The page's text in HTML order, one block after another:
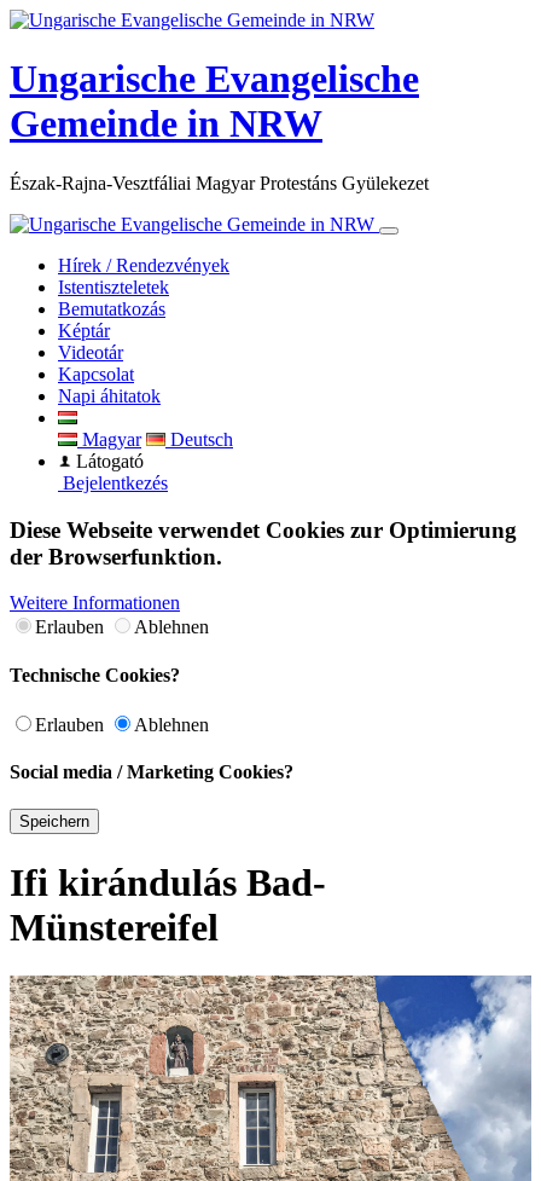
Ungarische Evangelische
Gemeinde in NRW
Észak-Rajna-Vesztfáliai Magyar Protestáns Gyülekezet
Hírek / Rendezvények
Istentiszteletek
Bemutatkozás
Képtár
Videotár
Kapcsolat
Napi áhitatok
Magyar
Deutsch
Látogató
Bejelentkezés
Diese Webseite verwendet Cookies zur Optimierung
der Browserfunktion.
Weitere Informationen
Erlauben
Ablehnen
Technische Cookies?
Erlauben Ablehnen
Social media / Marketing Cookies?
Speichern
Ifi kirándulás Bad-
Münstereifel